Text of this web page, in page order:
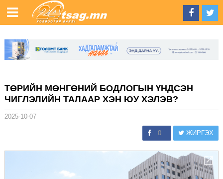
ТӨРИЙН МӨНГӨНИЙ БОДЛОГЫН ҮНДСЭН
ЧИГЛЭЛИЙН ТАЛААР ХЭН ЮУ ХЭЛЭВ?
2025-10-07
0 ЖИРГЭХ